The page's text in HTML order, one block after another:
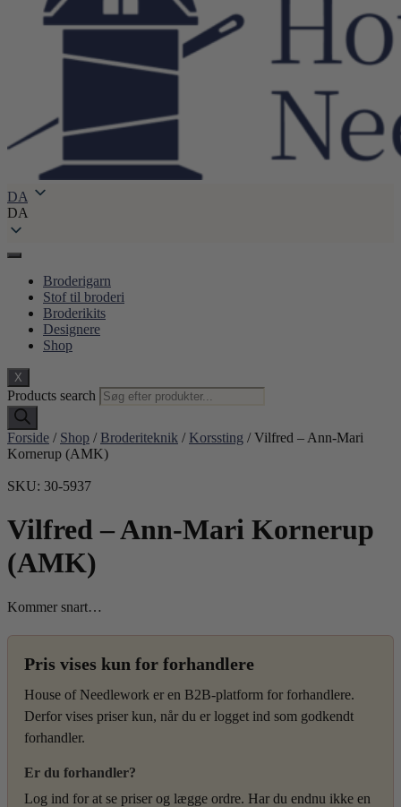
DA
DA
Broderigarn
Stof til broderi
Broderikits
Designere
Shop
X
Products search
Forside / Shop / Broderiteknik / Korssting / Vilfred – Ann-Mari
Kornerup (AMK)
SKU: 30-5937
Vilfred – Ann-Mari Kornerup
(AMK)
Kommer snart…
Pris vises kun for forhandlere
House of Needlework er en B2B-platform for forhandlere.
Derfor vises priser kun, når du er logget ind som godkendt
forhandler.
Er du forhandler?
Log ind for at se priser og lægge ordre. Har du endnu ikke en